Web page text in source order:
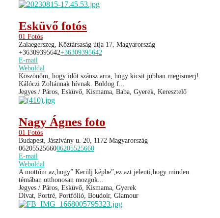
Esküvő fotós
01 Fotós
Zalaegerszeg, Köztársaság útja 17, Magyarország
+36309395642+36309395642
E-mail
Weboldal
Köszönöm, hogy időt szánsz arra, hogy kicsit jobban megismerj!
Kálóczi Zoltánnak hívnak. Boldog f...
Jegyes / Páros, Esküvő, Kismama, Baba, Gyerek, Keresztelő
Nagy Ágnes foto
01 Fotós
Budapest, Jászivány u. 20, 1172 Magyarország
0620552566006205525660
E-mail
Weboldal
A mottóm az,hogy” Kerülj képbe”,ez azt jelenti,hogy minden
témában otthonosan mozgok...
Jegyes / Páros, Esküvő, Kismama, Gyerek
Divat, Portré, Portfólió, Boudoir, Glamour